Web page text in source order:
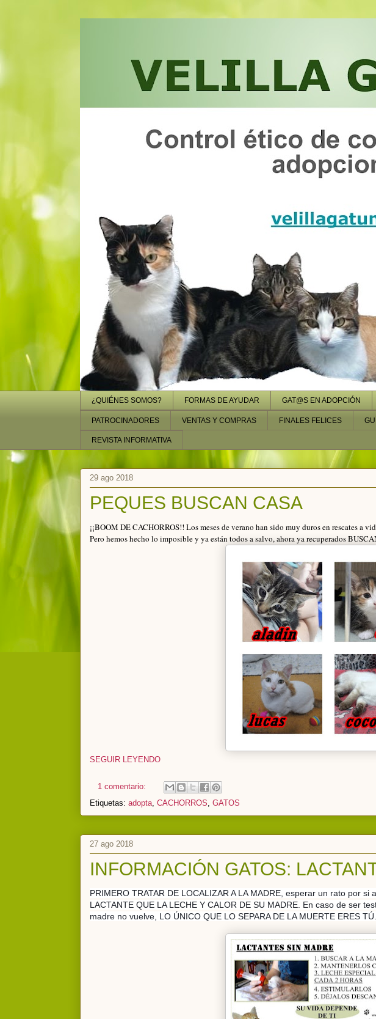
¿QUIÉNES SOMOS? FORMAS DE AYUDAR GAT@S EN ADOPCIÓN
PATROCINADORES VENTAS Y COMPRAS FINALES FELICES
REVISTA INFORMATIVA
29 ago 2018
PEQUES BUSCAN CASA
¡¡BOOM DE CACHORROS!! Los meses de verano han sido muy duros en rescates a
Pero hemos hecho lo imposible y ya están todos a salvo, ahora ya recuperados
SEGUIR LEYENDO
1 comentario:
Etiquetas: adopta, CACHORROS, GATOS
27 ago 2018
INFORMACIÓN GATOS:
PRIMERO TRATAR DE LOCALIZAR A LA MADRE, esperar un rato por si
LACTANTE QUE LA LECHE Y CALOR DE SU MADRE. En caso de ser
madre no vuelve, LO ÚNICO QUE LO SEPARA DE LA MUERTE ERES TÚ.